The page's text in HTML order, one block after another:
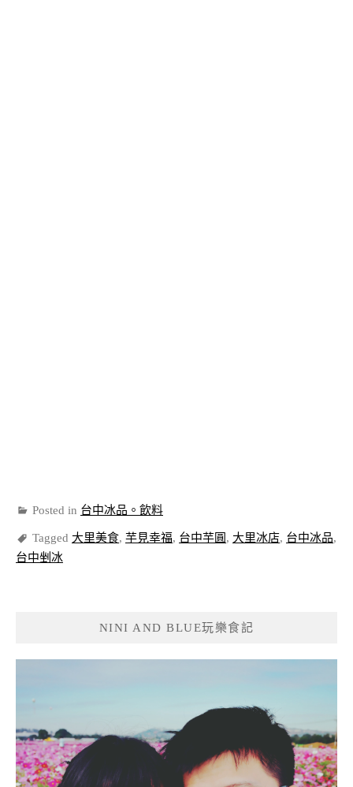
Posted in 台中冰品。飲料
Tagged 大里美食, 芋見幸福, 台中芋圓, 大里冰店, 台中冰品,
台中剉冰
NINI AND BLUE玩樂食記